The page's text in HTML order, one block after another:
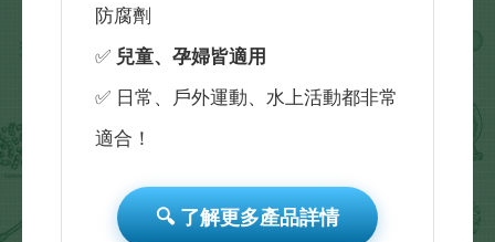
防腐劑
✅ 兒童、孕婦皆適用
✅ 日常、戶外運動、水上活動都非常
適合！
🔍 了解更多產品詳情